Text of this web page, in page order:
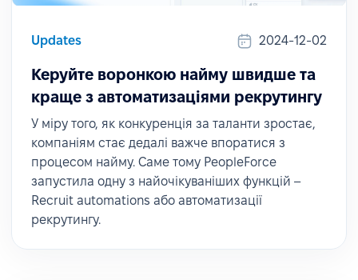
Updates 2024-12-02
Керуйте воронкою найму швидше та
краще з автоматизаціями рекрутингу
У міру того, як конкуренція за таланти зростає,
компаніям стає дедалі важче впоратися з
процесом найму. Саме тому PeopleForce
запустила одну з найочікуваніших функцій –
Recruit automations або автоматизації
рекрутингу.